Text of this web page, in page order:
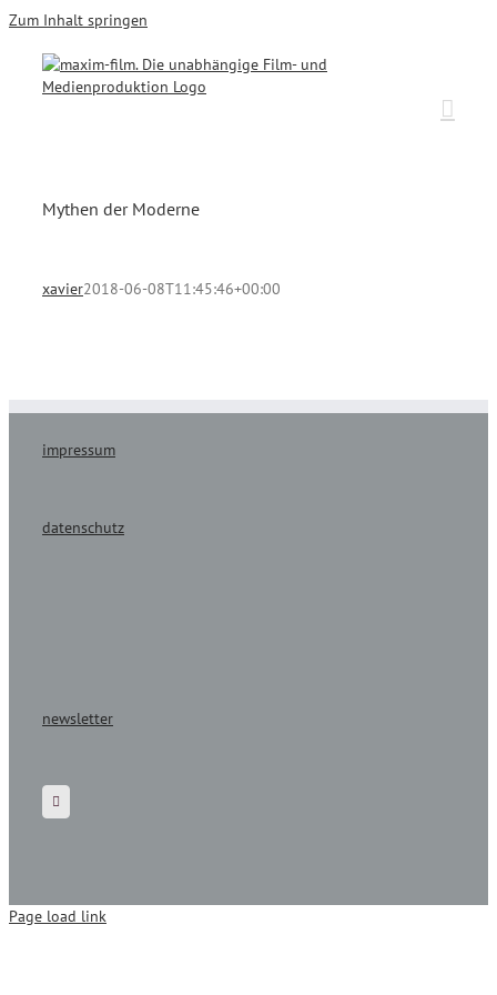
Zum Inhalt springen
Mythen der Moderne
xavier2018-06-08T11:45:46+00:00
impressum
datenschutz
newsletter
Page load link